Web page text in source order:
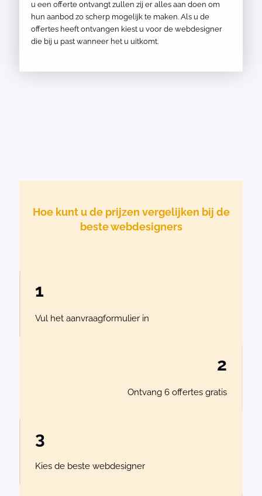
u een offerte ontvangt zullen zij er alles aan doen om
hun aanbod zo scherp mogelijk te maken. Als u de
offertes heeft ontvangen kiest u voor de webdesigner
die bij u past wanneer het u uitkomt.
Hoe kunt u de prijzen vergelijken bij de
beste webdesigners
1
Vul het aanvraagformulier in
2
Ontvang 6 offertes gratis
3
Kies de beste webdesigner